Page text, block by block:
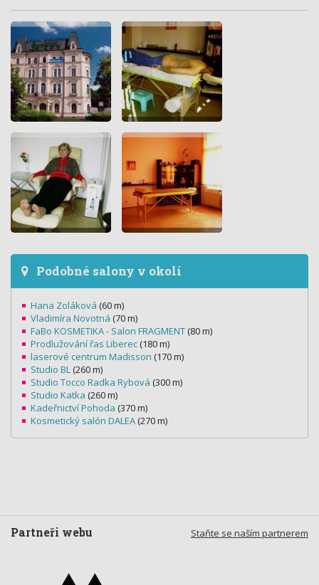
Podobné salony v okolí
Hana Zoláková (60 m)
Vladimíra Novotná (70 m)
FaBo KOSMETIKA - Salon FRAGMENT (80 m)
Prodlužování řas Liberec (180 m)
laserové centrum Madisson (170 m)
Studio BL (260 m)
Studio Tocco Radka Rybová (300 m)
Studio Katka (260 m)
Kadeřnictví Pohoda (370 m)
Kosmetický salón DALEA (270 m)
Staňte se naším partnerem
Partneři webu